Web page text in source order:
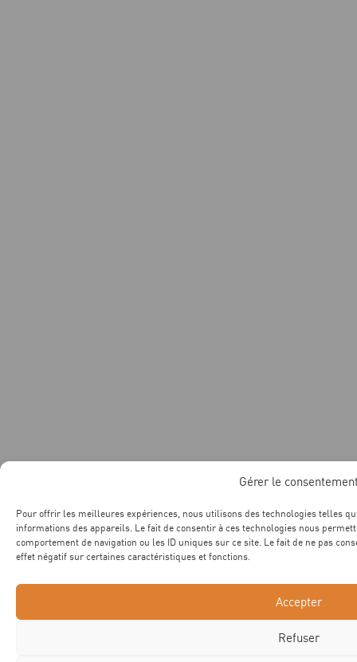
Gérer le
Pour offrir les meilleures expériences, nous utilisons des technologies telles
informations des appareils. Le fait de consentir à ces technologies nous
comportement de navigation ou les ID uniques sur ce site. Le fait de ne pas
effet négatif sur certaines caractéristiques et fonctions.
Accepter
Refuser